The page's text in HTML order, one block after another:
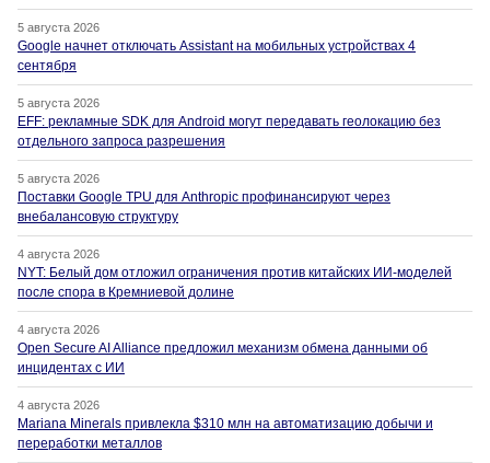
5 августа 2026
Google начнет отключать Assistant на мобильных устройствах 4
сентября
5 августа 2026
EFF: рекламные SDK для Android могут передавать геолокацию без
отдельного запроса разрешения
5 августа 2026
Поставки Google TPU для Anthropic профинансируют через
внебалансовую структуру
4 августа 2026
NYT: Белый дом отложил ограничения против китайских ИИ-моделей
после спора в Кремниевой долине
4 августа 2026
Open Secure AI Alliance предложил механизм обмена данными об
инцидентах с ИИ
4 августа 2026
Mariana Minerals привлекла $310 млн на автоматизацию добычи и
переработки металлов